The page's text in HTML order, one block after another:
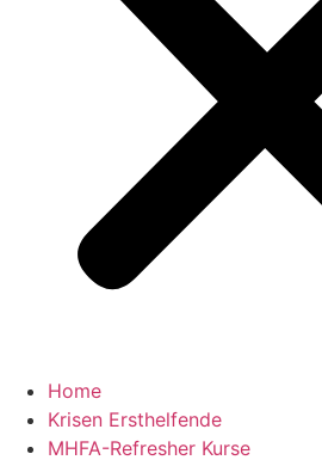
Home
Krisen Ersthelfende
MHFA-Refresher Kurse